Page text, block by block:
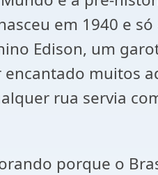
em 1940 e
Edison, um
muitos
rua servia
porque o